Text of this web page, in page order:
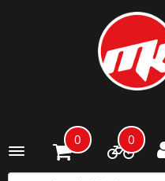
Toggle navigation
0 0